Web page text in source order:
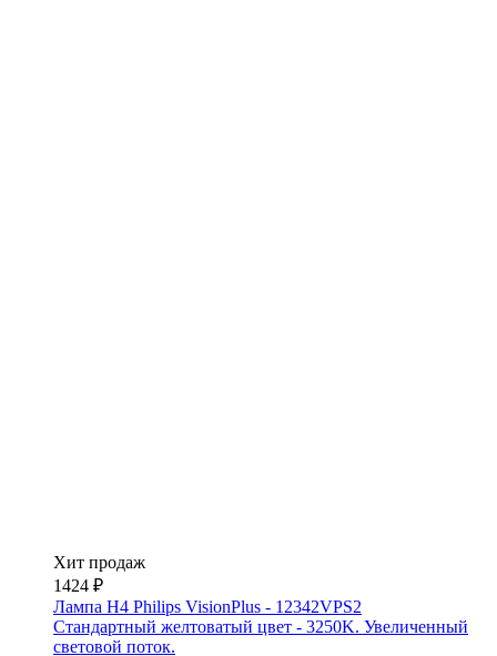
Хит продаж
1424 ₽
Лампа H4 Philips VisionPlus - 12342VPS2
Стандартный желтоватый цвет - 3250K. Увеличенный
световой поток.